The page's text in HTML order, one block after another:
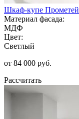
Шкаф-купе Прометей
Материал фасада:
МДФ
Цвет:
Светлый
от 84 000 руб.
Рассчитать